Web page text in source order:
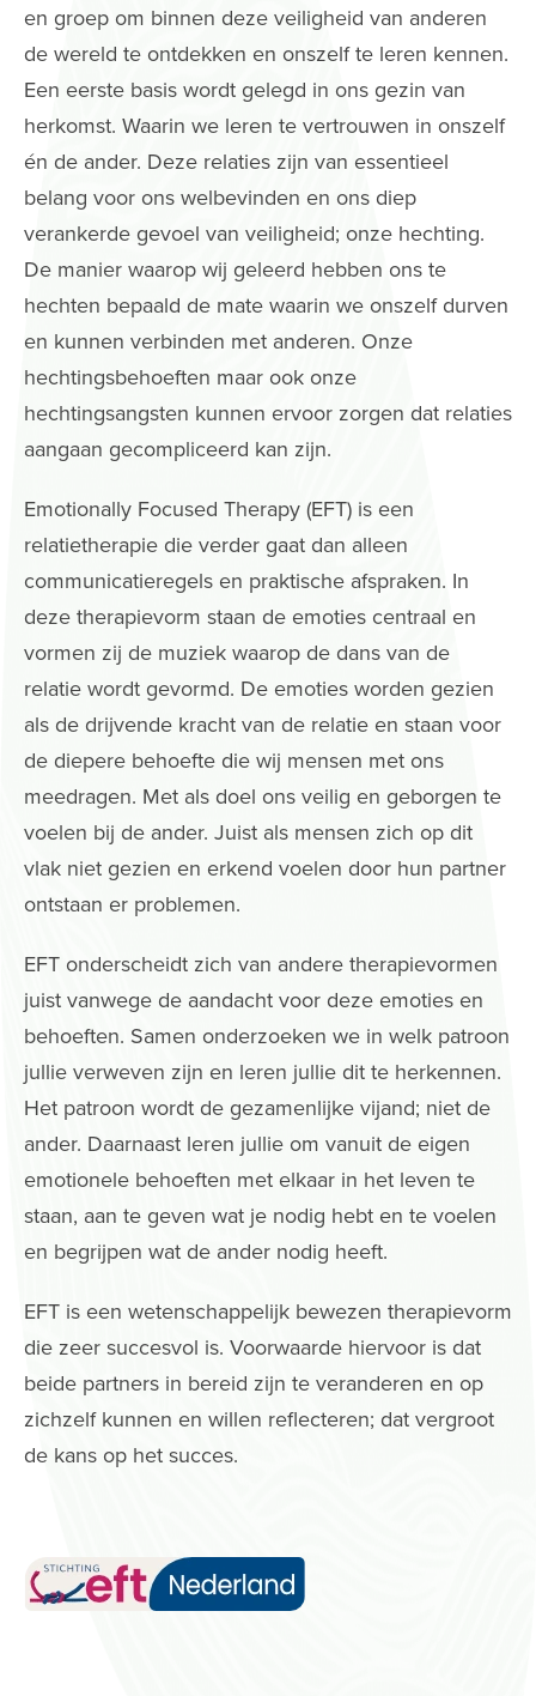
en groep om binnen deze veiligheid van anderen
de wereld te ontdekken en onszelf te leren kennen.
Een eerste basis wordt gelegd in ons gezin van
herkomst. Waarin we leren te vertrouwen in onszelf
én de ander. Deze relaties zijn van essentieel
belang voor ons welbevinden en ons diep
verankerde gevoel van veiligheid; onze hechting.
De manier waarop wij geleerd hebben ons te
hechten bepaald de mate waarin we onszelf durven
en kunnen verbinden met anderen. Onze
hechtingsbehoeften maar ook onze
hechtingsangsten kunnen ervoor zorgen dat relaties
aangaan gecompliceerd kan zijn.
Emotionally Focused Therapy (EFT) is een
relatietherapie die verder gaat dan alleen
communicatieregels en praktische afspraken. In
deze therapievorm staan de emoties centraal en
vormen zij de muziek waarop de dans van de
relatie wordt gevormd. De emoties worden gezien
als de drijvende kracht van de relatie en staan voor
de diepere behoefte die wij mensen met ons
meedragen. Met als doel ons veilig en geborgen te
voelen bij de ander. Juist als mensen zich op dit
vlak niet gezien en erkend voelen door hun partner
ontstaan er problemen.
EFT onderscheidt zich van andere therapievormen
juist vanwege de aandacht voor deze emoties en
behoeften. Samen onderzoeken we in welk patroon
jullie verweven zijn en leren jullie dit te herkennen.
Het patroon wordt de gezamenlijke vijand; niet de
ander. Daarnaast leren jullie om vanuit de eigen
emotionele behoeften met elkaar in het leven te
staan, aan te geven wat je nodig hebt en te voelen
en begrijpen wat de ander nodig heeft.
EFT is een wetenschappelijk bewezen therapievorm
die zeer succesvol is. Voorwaarde hiervoor is dat
beide partners in bereid zijn te veranderen en op
zichzelf kunnen en willen reflecteren; dat vergroot
de kans op het succes.